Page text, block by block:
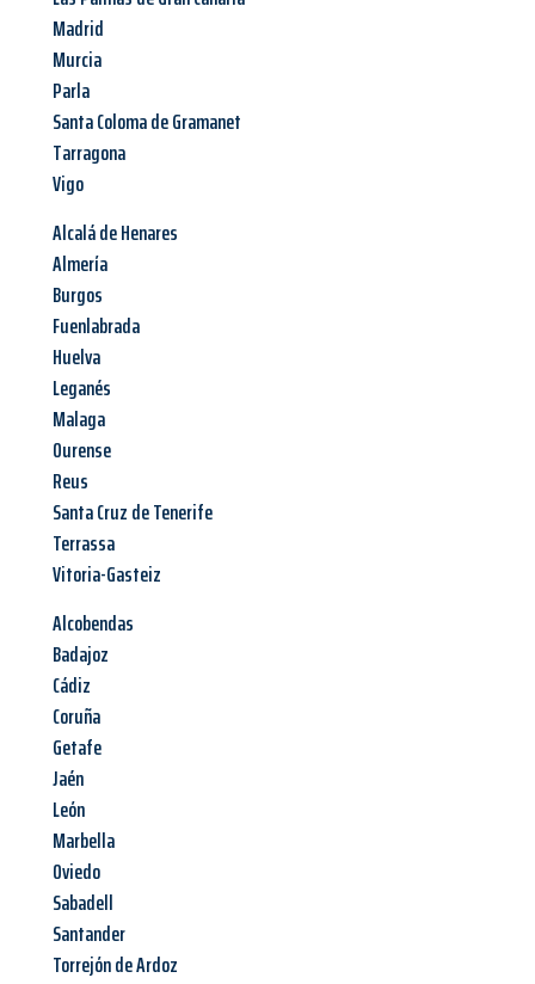
Madrid
Murcia
Parla
Santa Coloma de Gramanet
Tarragona
Vigo
Alcalá de Henares
Almería
Burgos
Fuenlabrada
Huelva
Leganés
Malaga
Ourense
Reus
Santa Cruz de Tenerife
Terrassa
Vitoria-Gasteiz
Alcobendas
Badajoz
Cádiz
Coruña
Getafe
Jaén
León
Marbella
Oviedo
Sabadell
Santander
Torrejón de Ardoz